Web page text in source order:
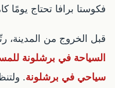
فكوستا برافا تحتاج يومًا
قبل الخروج من المدينة،
السياحة في برشلونة
سياحي في برشلونة.